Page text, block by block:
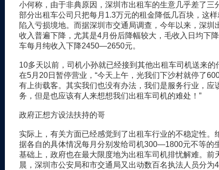
小何称，由于非典原因，深圳市出租车的生意几乎差了三
部分出租车公司只把每月1.3万元的租金降低几百块，这
陷入亏损境地。而据深圳市交通局调查，今年以来，深圳
收入普遍下降，尤其是4月份后降幅较大，毛收入日均下
车每月纯收入下降2450—2650元。
10多天以前，司机小孙就已经接到其他出租车司机送来的
在5月20日暂停营业，“今天上午，光我们下沙村就停了
有上街载客。其实我们也没有办法，我们是服务行业，应
务，但是也应该有人来想想我们出租车司机的难处！”
政府正想方设法扶持的哥
实际上，有关方面已经感觉到了出租车行业的不稳定性。
据各自的具体情况每月分别发给司机300—1800元不等的
基础上，政府也在最大限度地为出租车司机排忧解难。前
晨，深圳市公安局和市交通局又出动数百名执法人员分为